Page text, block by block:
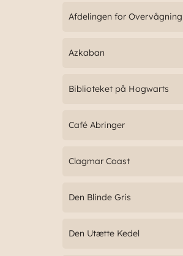
Afdelingen for
Azkaban
Biblioteket på Hogwarts
Café Abringer
Clagmar Coast
Den Blinde Gris
Den Utætte Kedel